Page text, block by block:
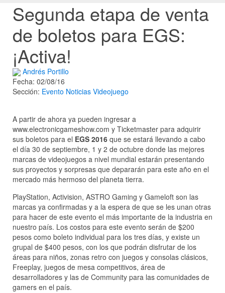
Segunda etapa de venta
de boletos para EGS:
¡Activa!
Andrés Portillo
Fecha: 02/08/16
Sección: Evento Noticias Videojuego
A partir de ahora ya pueden ingresar a
www.electronicgameshow.com y Ticketmaster para adquirir
sus boletos para el EGS 2016 que se estará llevando a cabo
el día 30 de septiembre, 1 y 2 de octubre donde las mejores
marcas de videojuegos a nivel mundial estarán presentando
sus proyectos y sorpresas que depararán para este año en el
mercado más hermoso del planeta tierra.
PlayStation, Activision, ASTRO Gaming y Gameloft son las
marcas ya confirmadas y a la espera de que se les unan otras
para hacer de este evento el más importante de la industria en
nuestro país. Los costos para este evento serán de $200
pesos como boleto individual para los tres días, y existe un
grupal de $400 pesos, con los que podrán disfrutar de los
áreas para niños, zonas retro con juegos y consolas clásicos,
Freeplay, juegos de mesa competitivos, área de
desarrolladores y las de Community para las comunidades de
gamers en el país.